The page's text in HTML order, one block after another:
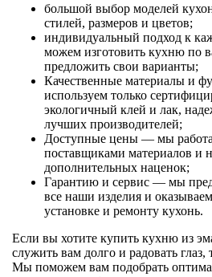
большой выбор моделей
стилей, размеров и цветов;
индивидуальный подход к
можем изготовить кухню по
предложить свои варианты;
Качественные материалы и
используем только
экологичный клей и лак,
лучших производителей;
Доступные цены — мы
поставщиками материалов и
дополнительных наценок;
Гарантию и сервис — мы
все наши изделия и
установке и ремонту кухонь.
Если вы хотите купить кухню из
служить вам долго и радовать
Мы поможем вам подобрать